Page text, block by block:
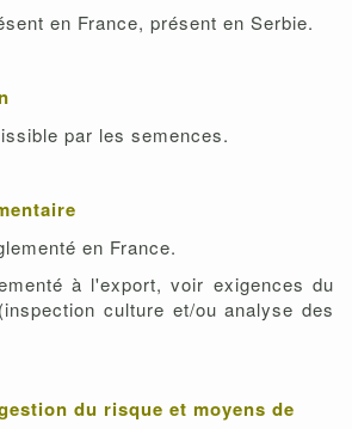
en France, présent en Serbie.
par les semences.
en France.
à l'export, voir exigences du
culture et/ou analyse des
du risque et moyens de